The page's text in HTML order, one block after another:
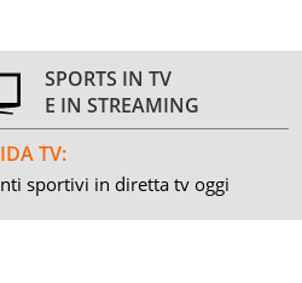
SPORTS IN TV
E IN STREAMING
TV:
sportivi in diretta tv oggi